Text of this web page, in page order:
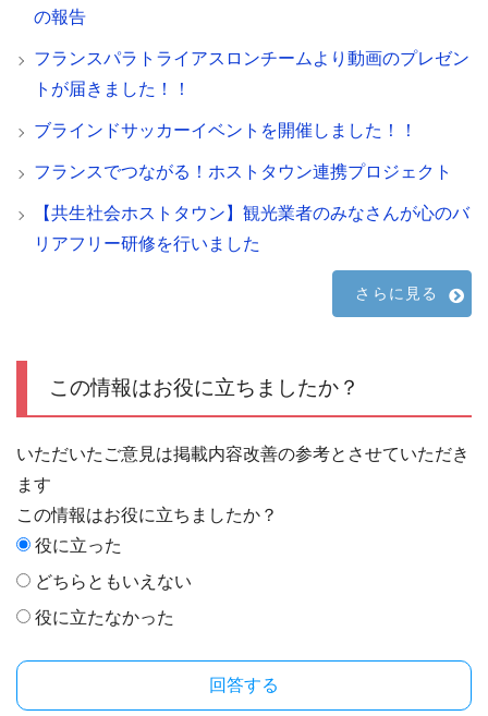
の報告
フランスパラトライアスロンチームより動画のプレゼン
トが届きました！！
ブラインドサッカーイベントを開催しました！！
フランスでつながる！ホストタウン連携プロジェクト
【共生社会ホストタウン】観光業者のみなさんが心のバ
リアフリー研修を行いました
さらに見る
この情報はお役に立ちましたか？
いただいたご意見は掲載内容改善の参考とさせていただき
ます
この情報はお役に立ちましたか？
役に立った
どちらともいえない
役に立たなかった